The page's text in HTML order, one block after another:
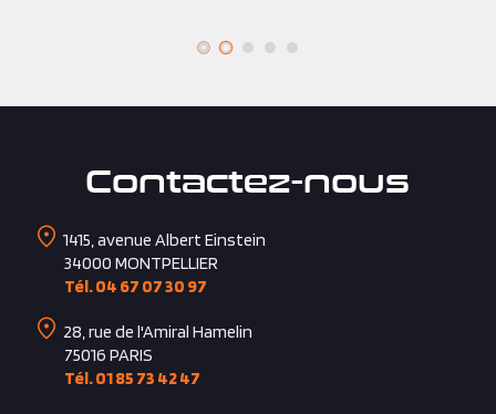
Contactez-nous
1415, avenue Albert Einstein
34000 MONTPELLIER
28, rue de l'Amiral Hamelin
75016PARIS